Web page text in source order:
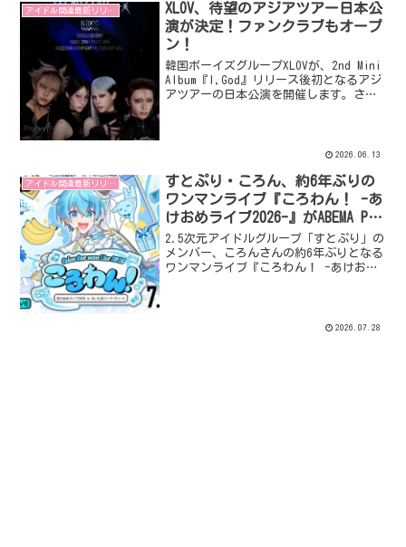
アイドル関連最新リリース
XLOV、待望のアジアツアー日本公
演が決定！ファンクラブもオープ
ン！
韓国ボーイズグループXLOVが、2nd Mini
Album『I,God』リリース後初となるアジ
アツアーの日本公演を開催します。さら
2026.06.13
アイドル関連最新リリース
すとぷり・ころん、約6年ぶりの
ワンマンライブ『ころわん！ -あ
けおめライブ2026-』がABEMA PPV
で独占配信決定！
2.5次元アイドルグループ「すとぷり」の
メンバー、ころんさんの約6年ぶりとなる
ワンマンライブ『ころわん！ -あけおめ
ケットは7月28日(火)18:00から販売開始
2026.07.28